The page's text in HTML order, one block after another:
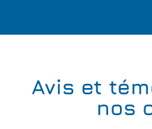
Avis et
nos